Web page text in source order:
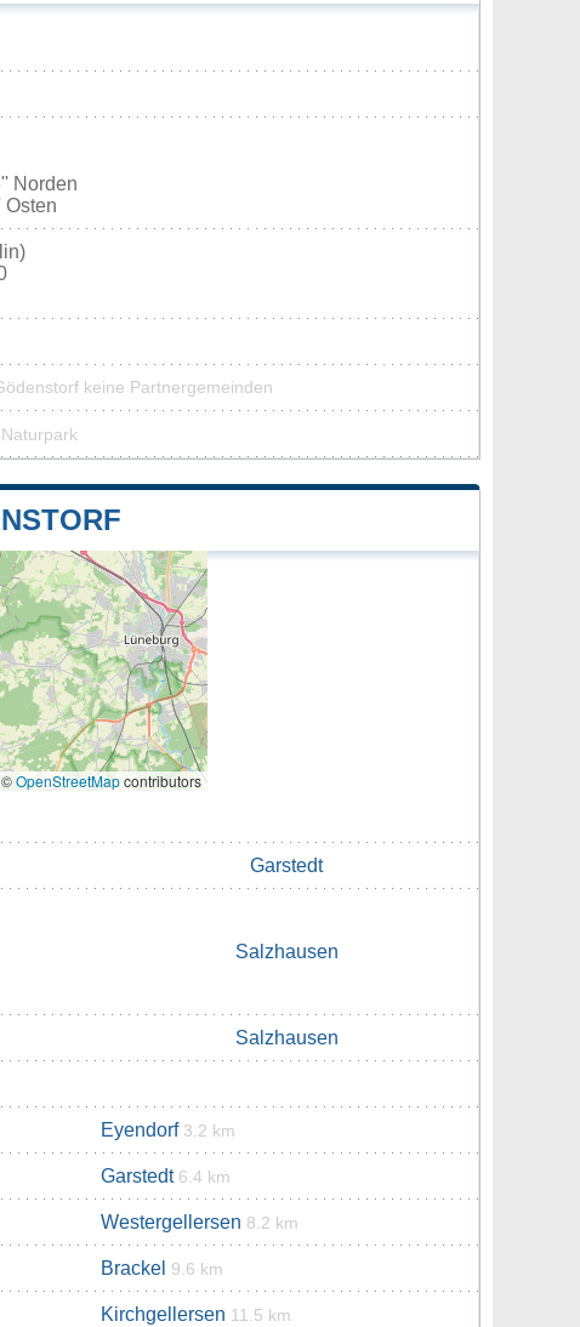
Norden
Osten
keine Partnergemeinden
©OpenStreetMapcontributors
Garstedt
Salzhausen
Salzhausen
Eyendorf 3.2 km
Garstedt 6.4 km
Westergellersen 8.2 km
Brackel 9.6 km
Kirchgellersen 11.5 km